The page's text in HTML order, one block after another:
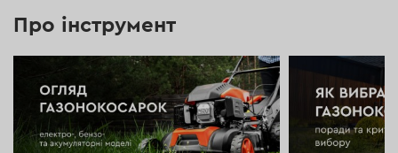
Про інструмент